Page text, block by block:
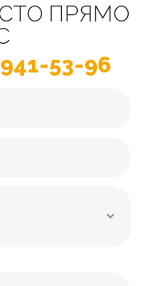
ПРЯМО
53-96